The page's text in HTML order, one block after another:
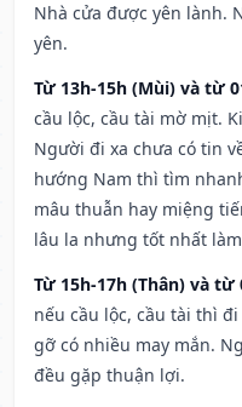
Nhà cửa được yên lành.
yên.
Từ 13h-15h (Mùi) và từ
cầu lộc, cầu tài mờ mịt.
Người đi xa chưa có tin
hướng Nam thì tìm
mâu thuẫn hay miệng
lâu la nhưng tốt nhất
Từ 15h-17h (Thân) và từ
nếu cầu lộc, cầu tài thì
gỡ có nhiều may mắn.
đều gặp thuận lợi.